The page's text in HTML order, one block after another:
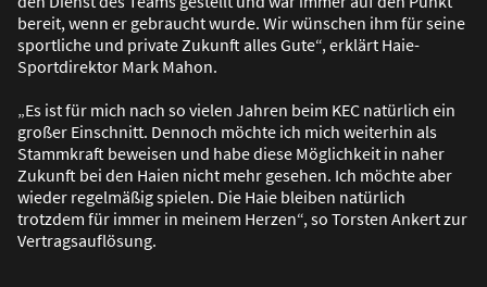
bereit, wenn er gebraucht wurde. Wir wünschen ihm für seine
sportliche und private Zukunft alles Gute“, erklärt Haie-
Sportdirektor Mark Mahon.
„Es ist für mich nach so vielen Jahren beim KEC natürlich ein
großer Einschnitt. Dennoch möchte ich mich weiterhin als
Stammkraft beweisen und habe diese Möglichkeit in naher
Zukunft bei den Haien nicht mehr gesehen. Ich möchte aber
wieder regelmäßig spielen. Die Haie bleiben natürlich
trotzdem für immer in meinem Herzen“, so Torsten Ankert zur
Vertragsauflösung.